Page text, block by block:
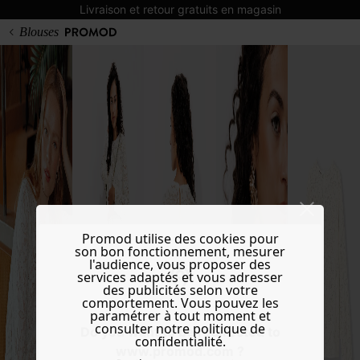
Livraison et retour gratuits en magasin
Do you want to be redirected to
www.promod.com ?
Blouses
Promod utilise des cookies pour
son bon fonctionnement, mesurer
l'audience, vous proposer des
services adaptés et vous adresser
des publicités selon votre
comportement. Vous pouvez les
paramétrer à tout moment et
consulter notre politique de
confidentialité.